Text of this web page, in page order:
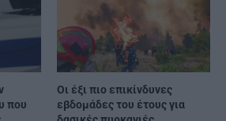
που
Οι έξι πιο επικίνδυνες
εβδομάδες του έτους για